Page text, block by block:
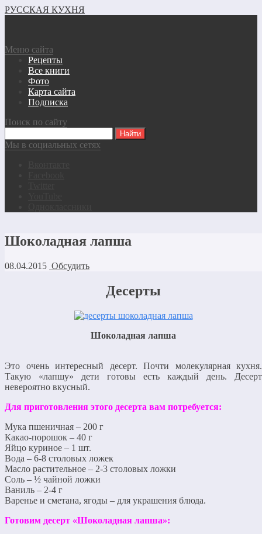
РУССКАЯ КУХНЯ
Меню сайта
Рецепты
Все книги
Фото
Карта сайта
Подписка
Поиск по сайту
Мы в социальных сетях
Шоколадная лапша
08.04.2015 Обсудить
Десерты
Шоколадная лапша
Это очень интересный десерт. Почти молекулярная кухня.
Такую «лапшу» дети готовы есть каждый день. Десерт
невероятно вкусный.
Для приготовления этого десерта вам потребуется:
Мука пшеничная – 200 г
Какао-порошок – 40 г
Яйцо куриное – 1 шт.
Вода – 6-8 столовых ложек
Масло растительное – 2-3 столовых ложки
Соль – ½ чайной ложки
Ваниль – 2-4 г
Варенье и сметана, ягоды – для украшения блюда.
Готовим десерт «Шоколадная лапша»: